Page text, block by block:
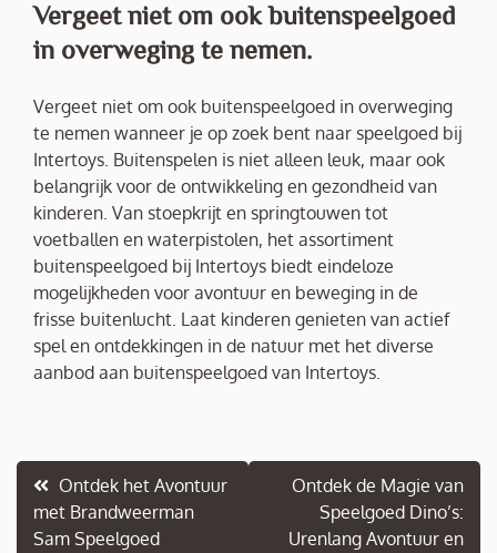
Vergeet niet om ook buitenspeelgoed
in overweging te nemen.
Vergeet niet om ook buitenspeelgoed in overweging
te nemen wanneer je op zoek bent naar speelgoed bij
Intertoys. Buitenspelen is niet alleen leuk, maar ook
belangrijk voor de ontwikkeling en gezondheid van
kinderen. Van stoepkrijt en springtouwen tot
voetballen en waterpistolen, het assortiment
buitenspeelgoed bij Intertoys biedt eindeloze
mogelijkheden voor avontuur en beweging in de
frisse buitenlucht. Laat kinderen genieten van actief
spel en ontdekkingen in de natuur met het diverse
aanbod aan buitenspeelgoed van Intertoys.
Berichtnavigatie
Ontdek het Avontuur
met Brandweerman
Sam Speelgoed
Ontdek de Magie van
Speelgoed Dino’s:
Urenlang Avontuur en